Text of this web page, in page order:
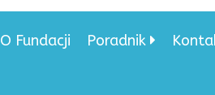
O Fundacji Poradnik